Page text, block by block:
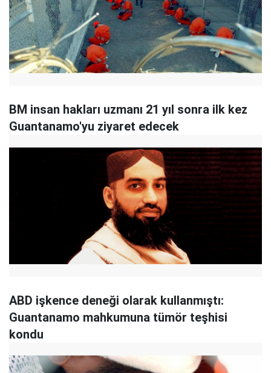
BM insan hakları uzmanı 21 yıl sonra ilk kez
Guantanamo'yu ziyaret edecek
ABD işkence deneği olarak kullanmıştı:
Guantanamo mahkumuna tümör teşhisi
kondu